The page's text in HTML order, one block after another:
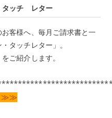
タッチ レター
客様へ、毎月ご請求書と一
タッチレター」。
ご紹介します。
≫≫